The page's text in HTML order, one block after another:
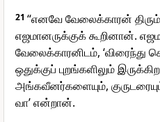
21 “எனவே வேலைக்காரன்
எஜமானருக்குக் கூறினான்.
வேலைக்காரனிடம், ‘விரைந்து
ஒதுக்குப் புறங்களிலும்
அங்கவீனர்களையும்,
வா’ என்றான்.